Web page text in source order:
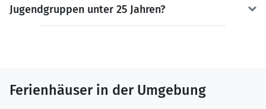
Jugendgruppen unter 25 Jahren?
Ferienhäuser in der Umgebung